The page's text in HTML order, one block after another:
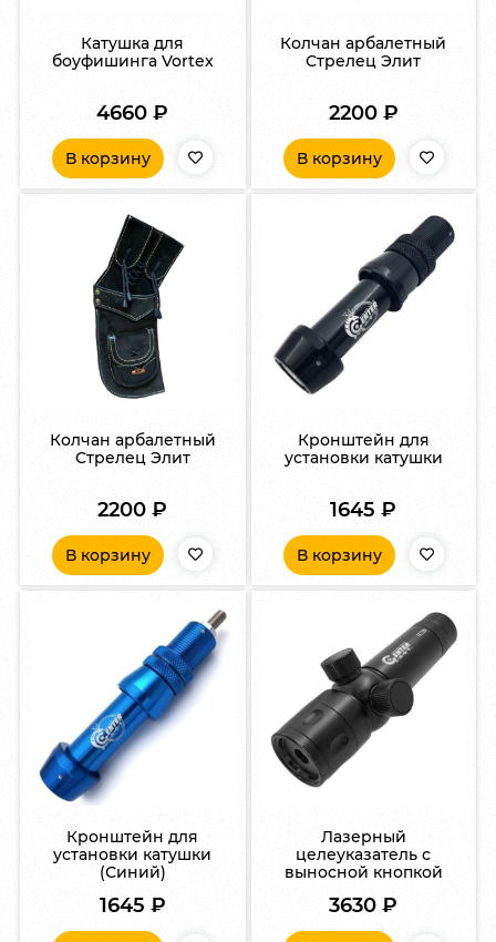
Катушка для
боуфишинга Vortex
4660₽
В корзину
Колчан арбалетный
Стрелец Элит
2200 ₽
В корзину
Колчан арбалетный
Стрелец Элит
2200₽
В корзину
Кронштейн для
установки катушки
1645₽
В корзину
Кронштейн для
установки катушки
(Синий)
1645 ₽
Лазерный
целеуказатель с
выносной кнопкой
3630₽